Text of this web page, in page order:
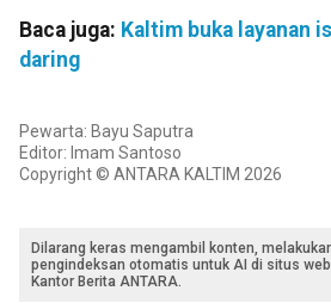
Baca juga: Kaltim buka layanan
daring
Pewarta: Bayu Saputra
Editor: Imam Santoso
Copyright © ANTARA KALTIM 2026
Dilarang keras mengambil konten,
pengindeksan otomatis untuk AI di situs
Kantor Berita ANTARA.